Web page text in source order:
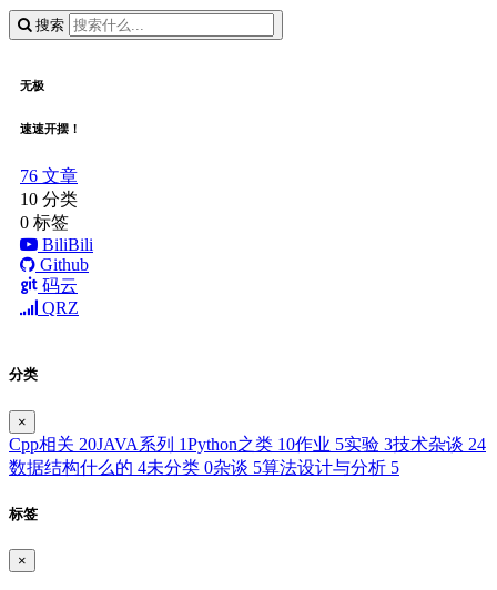
搜索
无极
速速开摆！
76 文章
10 分类
0 标签
BiliBili
Github
码云
QRZ
分类
×
Cpp相关 20JAVA系列 1Python之类 10作业 5实验 3技术杂谈 24
数据结构什么的 4未分类 0杂谈 5算法设计与分析 5
标签
×